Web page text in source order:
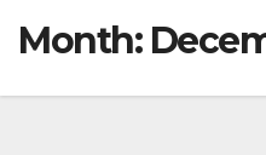
Month: